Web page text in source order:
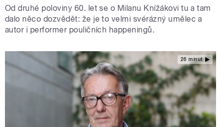
Od druhé poloviny 60. let se o Milanu Knížákovi tu a tam
dalo něco dozvědět: že je to velmi svérázný umělec a
autor i performer pouličních happeningů.
26 minut